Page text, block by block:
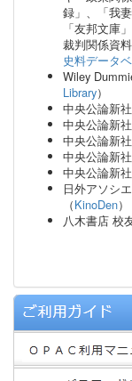
録」、「我
「友邦文庫
裁判関係資
史料データ
Wiley
Library）
中央公論新
中央公論新
中央公論新
中央公論新
中央公論新
日外アソシ
（KinoDen）
八木書店 校